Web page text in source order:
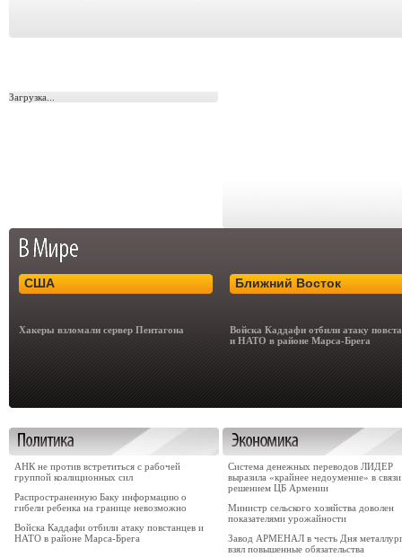
Загрузка...
США
Хакеры взломали сервер Пентагона
Ближний Восток
Войска Каддафи отбили атаку
и НАТО в районе Марса-Брега
АНК не против встретиться с рабочей
группой коалиционных сил
Распространенную Баку информацию о
гибели ребенка на границе невозможно
Войска Каддафи отбили атаку повстанцев и
НАТО в районе Марса-Брега
Система денежных переводов ЛИДЕР
выразила «крайнее недоумение» в
решением ЦБ Армении
Министр сельского хозяйства доволен
показателями урожайности
Завод АРМЕНАЛ в честь Дня
взял повышенные обязательства